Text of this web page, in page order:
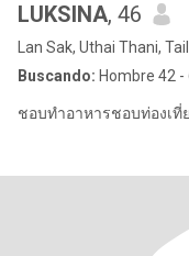
LUKSINA, 46
Lan Sak, Uthai Thani,
Buscando: Hombre 42 -
ชอบทำอาหารชอบท่องเ